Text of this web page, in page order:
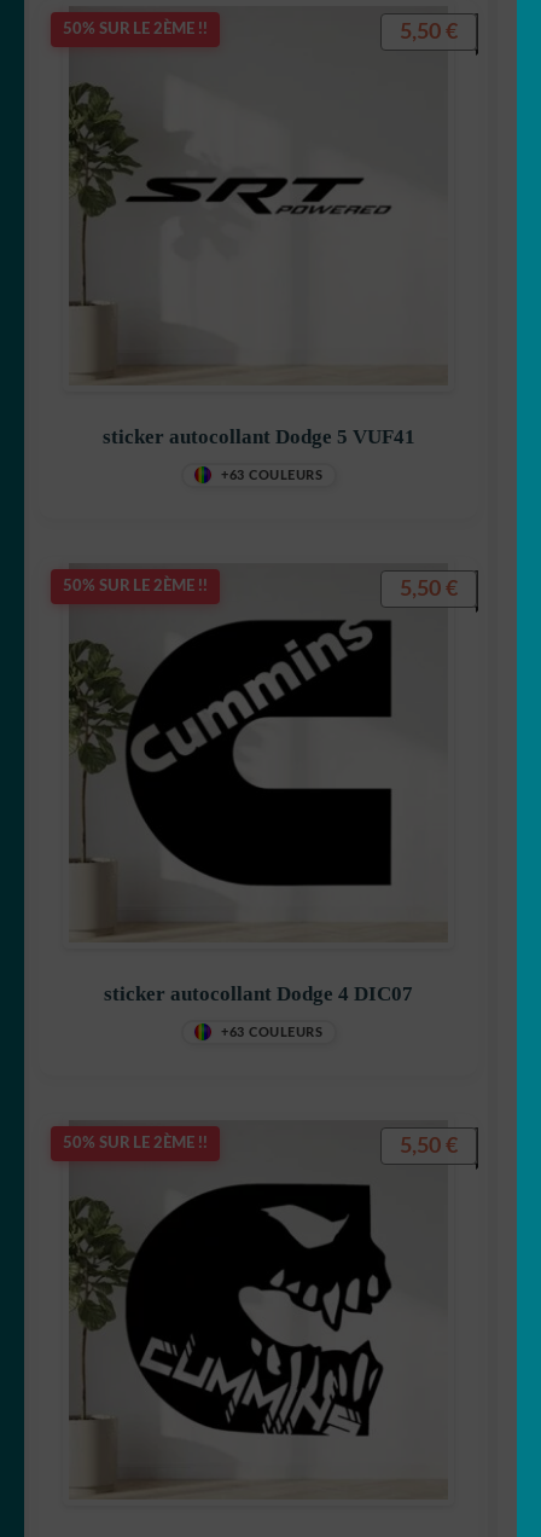
50% SUR LE 2ÈME !!
sticker autocollant Dodge 5 VUF41
+63 COULEURS
5,50 €
50% SUR LE 2ÈME !!
sticker autocollant Dodge 4 DIC07
+63 COULEURS
5,50 €
50% SUR LE 2ÈME !! 5,50 €